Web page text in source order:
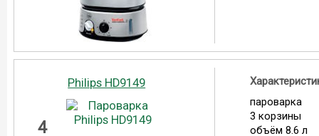
4
Philips HD9149
пароварка
3 корзины
объём 8.6 л